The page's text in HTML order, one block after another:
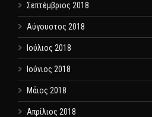
Σεπτέμβριος 2018
Αύγουστος 2018
Ιούλιος 2018
Ιούνιος 2018
Μάιος 2018
Απρίλιος 2018